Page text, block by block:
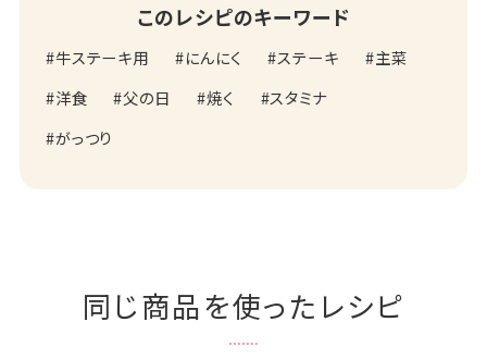
このレシピのキーワード
牛ステーキ用 にんにく ステーキ
主菜
洋食
父の日 焼く
スタミナ
がっつり
同じ商品を使ったレシピ